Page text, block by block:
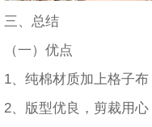
三、总结
（一）优点
1、纯棉材质加上格子布
2、版型优良，剪裁用